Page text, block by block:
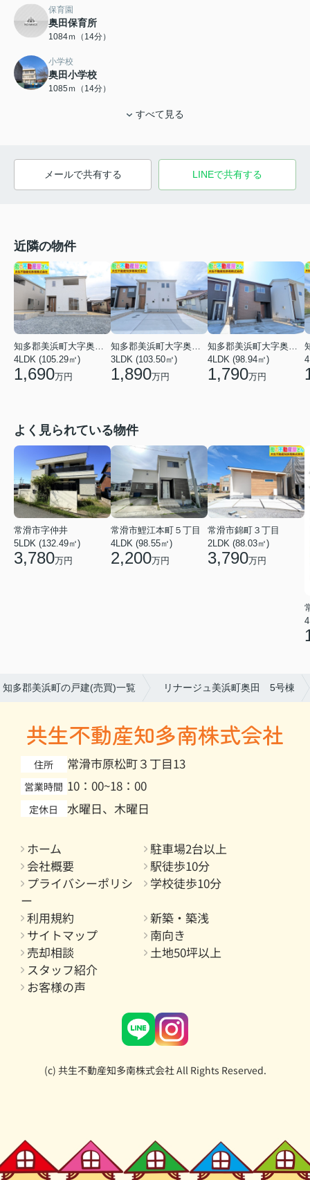
保育園
奥田保育所
1084ｍ（14分）
小学校
奥田小学校
1085ｍ（14分）
すべて見る
メールで共有する LINEで共有する
近隣の物件
4LDK (105.29㎡)
1,690万円
3LDK (103.50㎡)
1,890万円
4LDK (98.94㎡)
1,790万円
よく見られている物件
常滑市字仲井
5LDK (132.49㎡)
3,780万円
常滑市鯉江本町５丁目
4LDK (98.55㎡)
2,200万円
常滑市錦町３丁目
2LDK (88.03㎡)
3,790万円
知多郡美浜町の戸建(売買)一覧 リナージュ美浜町奥田 5号棟
共生不動産知多南株式会社
住所 常滑市原松町３丁目13
営業時間 10：00~18：00
定休日 水曜日、木曜日
ホーム
駐車場2台以上
会社概要
駅徒歩10分
プライバシーポリシ
ー
学校徒歩10分
利用規約
新築・築浅
サイトマップ
南向き
売却相談
土地50坪以上
スタッフ紹介
お客様の声
(c) 共生不動産知多南株式会社 All Rights Reserved.